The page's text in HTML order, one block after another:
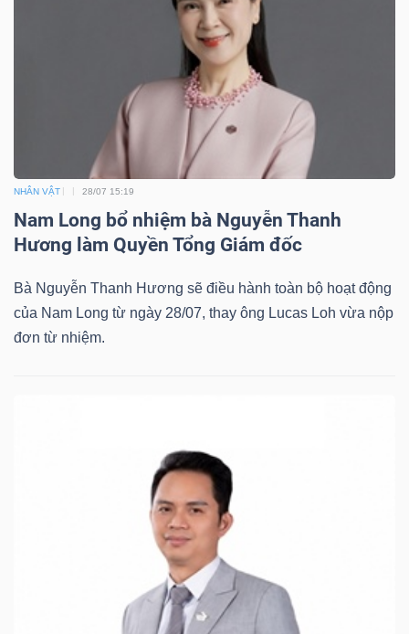
NHÂN VẬT 28/07 15:19
Nam Long bổ nhiệm bà Nguyễn Thanh
Hương làm Quyền Tổng Giám đốc
Bà Nguyễn Thanh Hương sẽ điều hành toàn bộ hoạt động
của Nam Long từ ngày 28/07, thay ông Lucas Loh vừa nộp
đơn từ nhiệm.